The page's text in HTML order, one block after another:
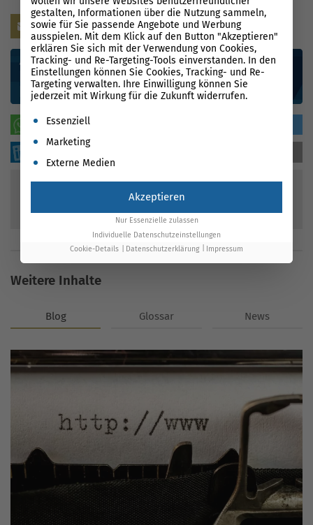
Kontaktieren Sie uns
WhatsApp
117Bewertungen
90%
Weitere Inhalte
Blog Glossar News
gestalten, Informationen über die Nutzung sammeln,
sowie für Sie passende Angebote und Werbung
ausspielen. Mit dem Klick auf den Button "Akzeptieren"
erklären Sie sich mit der Verwendung von Cookies,
Tracking- und Re-Targeting-Tools einverstanden. In den
Einstellungen können Sie Cookies, Tracking- und Re-
Targeting verwalten. Ihre Einwilligung können Sie
jederzeit mit Wirkung für die Zukunft widerrufen.
Es folgt eine Liste der Service-Gruppen, für die eine
Essenziell
Marketing
Externe Medien
Akzeptieren
Nur Essenzielle zulassen
Individuelle Datenschutzeinstellungen
Cookie-Details
Datenschutzerklärung Impressum